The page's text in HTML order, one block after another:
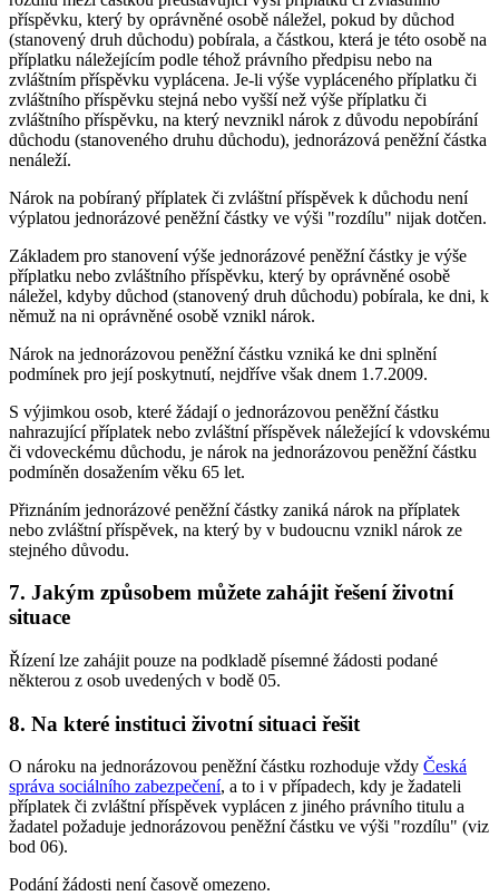
příspěvku, který by oprávněné osobě náležel, pokud by důchod
(stanovený druh důchodu) pobírala, a částkou, která je této osobě na
příplatku náležejícím podle téhož právního předpisu nebo na
zvláštním příspěvku vyplácena. Je-li výše vypláceného příplatku či
zvláštního příspěvku stejná nebo vyšší než výše příplatku či
zvláštního příspěvku, na který nevznikl nárok z důvodu nepobírání
důchodu (stanoveného druhu důchodu), jednorázová peněžní částka
nenáleží.
Nárok na pobíraný příplatek či zvláštní příspěvek k důchodu není
výplatou jednorázové peněžní částky ve výši "rozdílu" nijak dotčen.
Základem pro stanovení výše jednorázové peněžní částky je výše
příplatku nebo zvláštního příspěvku, který by oprávněné osobě
náležel, kdyby důchod (stanovený druh důchodu) pobírala, ke dni, k
němuž na ni oprávněné osobě vznikl nárok.
Nárok na jednorázovou peněžní částku vzniká ke dni splnění
podmínek pro její poskytnutí, nejdříve však dnem 1.7.2009.
S výjimkou osob, které žádají o jednorázovou peněžní částku
nahrazující příplatek nebo zvláštní příspěvek náležející k vdovskému
či vdoveckému důchodu, je nárok na jednorázovou peněžní částku
podmíněn dosažením věku 65 let.
Přiznáním jednorázové peněžní částky zaniká nárok na příplatek
nebo zvláštní příspěvek, na který by v budoucnu vznikl nárok ze
stejného důvodu.
7. Jakým způsobem můžete zahájit řešení životní
situace
Řízení lze zahájit pouze na podkladě písemné žádosti podané
některou z osob uvedených v bodě 05.
8. Na které instituci životní situaci řešit
O nároku na jednorázovou peněžní částku rozhoduje vždy Česká
správa sociálního zabezpečení, a to i v případech, kdy je žadateli
příplatek či zvláštní příspěvek vyplácen z jiného právního titulu a
žadatel požaduje jednorázovou peněžní částku ve výši "rozdílu" (viz
bod 06).
Podání žádosti není časově omezeno.